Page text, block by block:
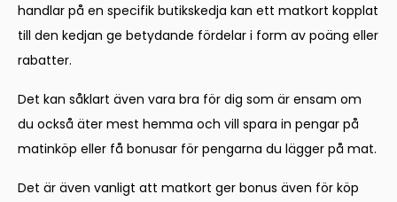
handlar på en specifik butikskedja kan ett matkort kopplat
till den kedjan ge betydande fördelar i form av poäng eller
rabatter.
Det kan såklart även vara bra för dig som är ensam om
du också äter mest hemma och vill spara in pengar på
matinköp eller få bonusar för pengarna du lägger på mat.
Det är även vanligt att matkort ger bonus även för köp